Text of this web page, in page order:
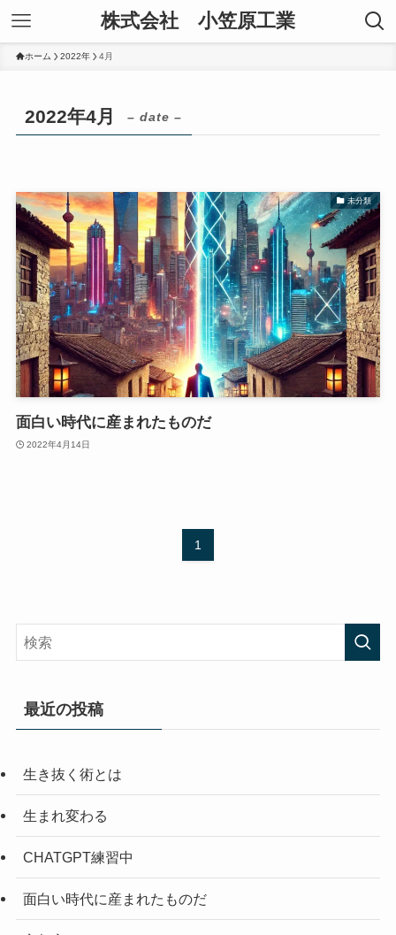
株式会社 小笠原工業
ホーム 2022年 4月
2022年4月 – date –
未分類
面白い時代に産まれたものだ
2022年4月14日
1
最近の投稿
生き抜く術とは
生まれ変わる
CHATGPT練習中
面白い時代に産まれたものだ